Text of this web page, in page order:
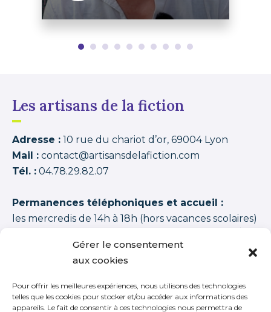
Gérer le consentement
aux cookies
Pour offrir les meilleures expériences, nous utilisons des technologies
telles que les cookies pour stocker et/ou accéder aux informations des
appareils. Le fait de consentir à ces technologies nous permettra de
Les artisans de la fiction
Adresse : 10 rue du chariot d’or, 69004 Lyon
Mail : contact@artisansdelafiction.com
Tél. : 04.78.29.82.07
Permanences téléphoniques et accueil :
les mercredis de 14h à 18h (hors vacances scolaires)
94,00 /100
1350 APPRENANTS DISTINCTS 2015–2026 (cycles + stages
+ journées thématiques + journées initiation).